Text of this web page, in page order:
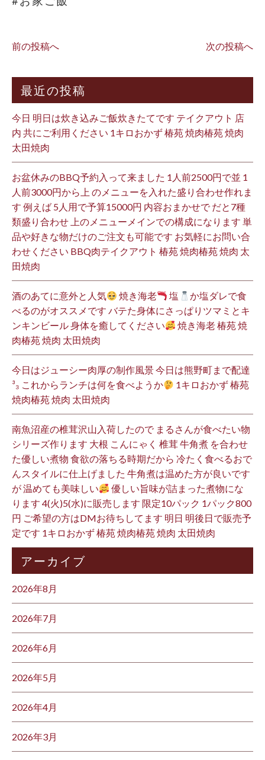
前の投稿へ 次の投稿へ
最近の投稿
今日 明日は炊き込みご飯炊きたてです テイクアウト 店
内 共にご利用ください 1キロおかず 椿苑 焼肉椿苑 焼肉
太田焼肉
お盆休みのBBQ予約入って来ました 1人前2500円で並 1
人前3000円から上 のメニューを入れた盛り合わせ作れま
す 例えば 5人用で予算15000円 内容おまかせで だと7種
類盛り合わせ 上のメニューメインでの構成になります 単
品や好きな物だけのご注文も可能です お気軽にお問い合
わせください BBQ肉テイクアウト 椿苑 焼肉椿苑 焼肉 太
田焼肉
酒のあてに意外と人気 焼き海老 塩
か塩ダレで食
べるのがオススメです バテた身体にさっぱりツマミとキ
ンキンビール 身体を癒してください
焼き海老 椿苑 焼
肉椿苑 焼肉 太田焼肉
今日はジューシー肉厚の制作風景 今日は熊野町まで配達
³₃ これからランチは何を食べようか
1キロおかず 椿苑
焼肉椿苑 焼肉 太田焼肉
南魚沼産の椎茸沢山入荷したので まるさんが食べたい物
シリーズ作ります 大根 こんにゃく 椎茸 牛角煮 を合わせ
た優しい煮物 食欲の落ちる時期だから 冷たく食べるおで
んスタイルに仕上げました 牛角煮は温めた方が良いです
が 温めても美味しい
優しい旨味が詰まった煮物にな
ります 4(火)5(水)に販売します 限定10パック 1パック800
円 ご希望の方はDMお待ちしてます 明日 明後日で販売予
定です 1キロおかず 椿苑 焼肉椿苑 焼肉 太田焼肉
アーカイブ
2026年8月
2026年7月
2026年6月
2026年5月
2026年4月
2026年3月